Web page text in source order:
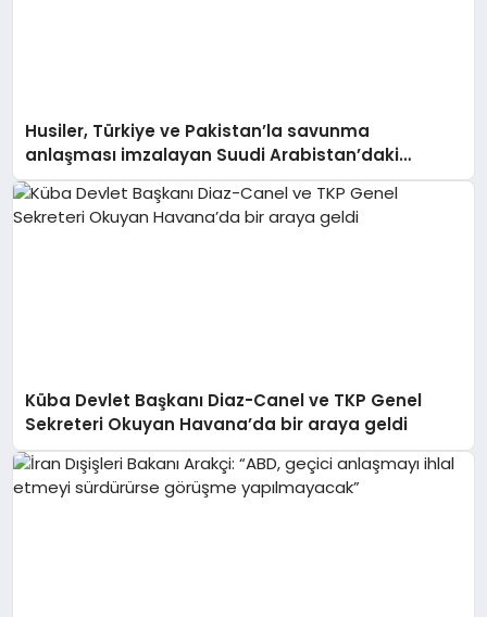
Husiler, Türkiye ve Pakistan’la savunma
anlaşması imzalayan Suudi Arabistan’daki
Aramco rafinerisini hedef aldı
Küba Devlet Başkanı Diaz-Canel ve TKP Genel
Sekreteri Okuyan Havana’da bir araya geldi